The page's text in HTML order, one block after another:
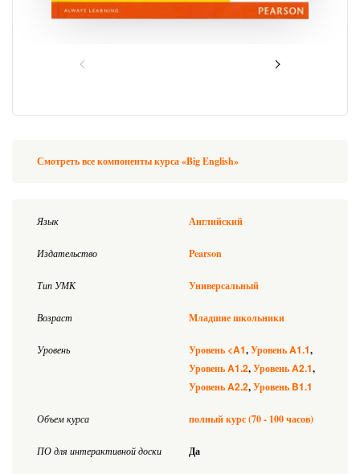
Смотреть все компоненты курса «Big English»
Язык Английский
Издательство Pearson
Тип УМК Универсальный
Возраст Младшие школьники
Уровень Уровень <A1 УровеньA1.1
УровеньA1.2 УровеньA2.1
УровеньA2.2 Уровень B1.1
Объем курса полный курс (70 - 100 часов)
ПО для интерактивной доски Да